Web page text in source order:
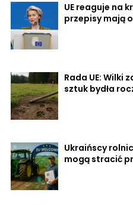
UE reaguje na
przepisy mają
Rada UE: Wilki
sztuk bydła
Ukraińscy
mogą stracić